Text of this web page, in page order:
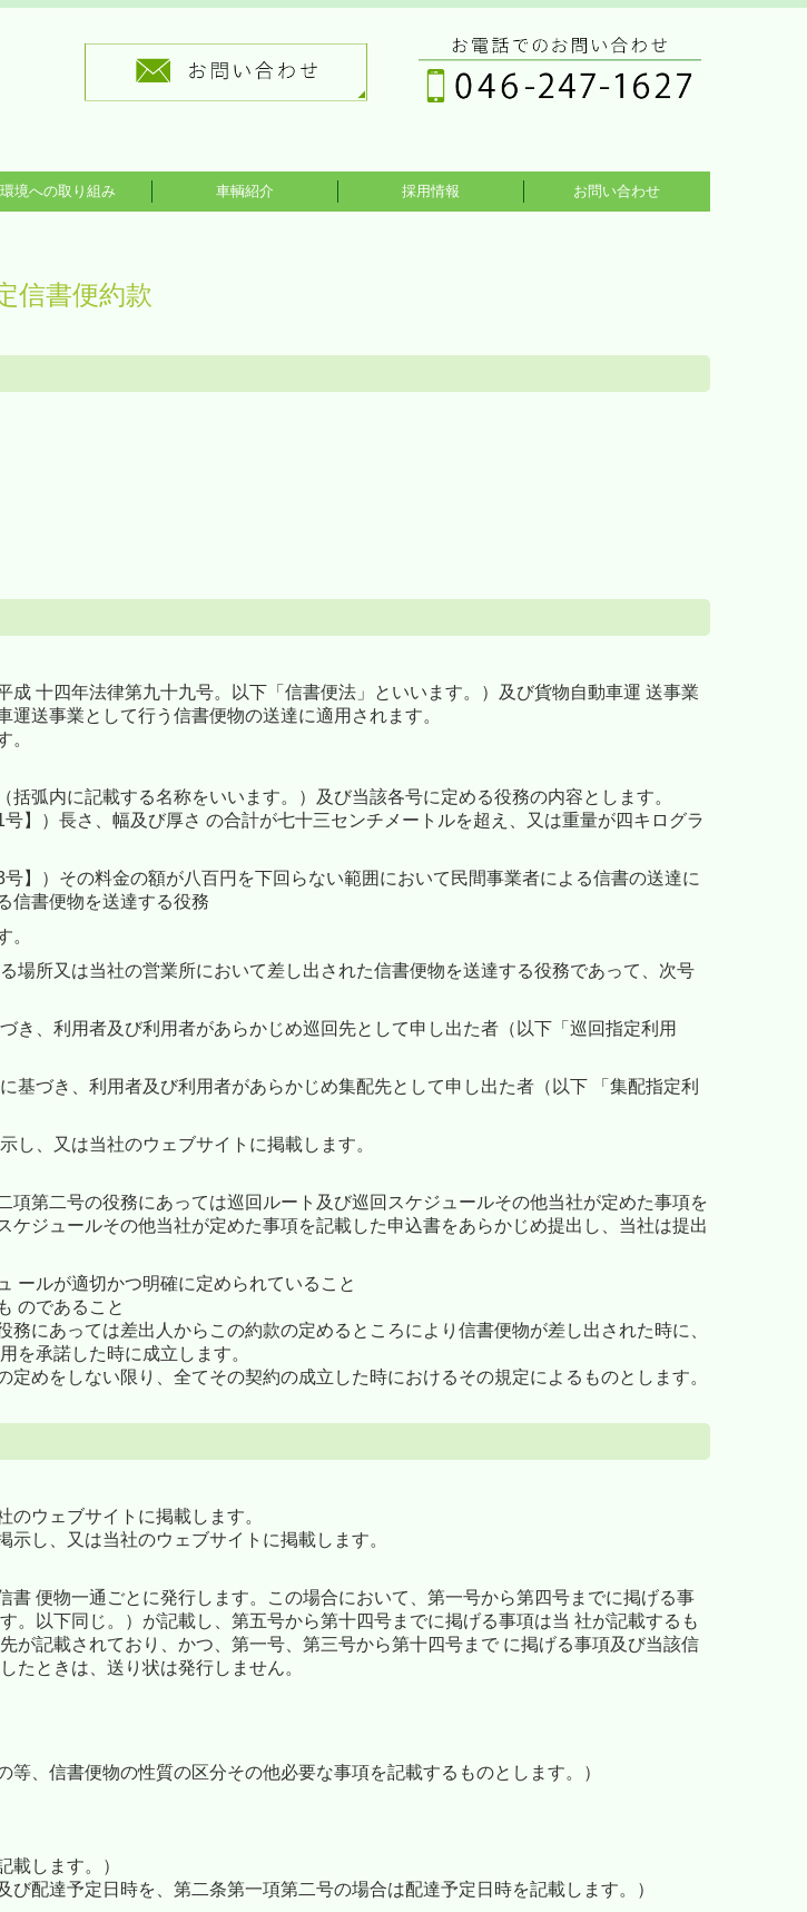
環境への取り組み 車輌紹介 採用情報 お問い合わせ
信書便約款
十四年法律第九十九号。以下「信書便法」といいます。）及び貨物自動車運 送事業
送事業として行う信書便物の送達に適用されます。
。
弧内に記載する名称をいいます。）及び当該各号に定める役務の内容とします。
）長さ、幅及び厚さ の合計が七十三センチメートルを超え、又は重量が四キログラ
）その料金の額が八百円を下回らない範囲において民間事業者による信書の送達に
信書便物を送達する役務
。
場所又は当社の営業所において差し出された信書便物を送達する役務であって、次号
、利用者及び利用者があらかじめ巡回先として申し出た者（以下「巡回指定利用
づき、利用者及び利用者があらかじめ集配先として申し出た者（以下 「集配指定利
し、又は当社のウェブサイトに掲載します。
第二号の役務にあっては巡回ルート及び巡回スケジュールその他当社が定めた事項を
ジュールその他当社が定めた事項を記載した申込書をあらかじめ提出し、当社は提出
ルが適切かつ明確に定められていること
のであること
にあっては差出人からこの約款の定めるところにより信書便物が差し出された時に、
を承諾した時に成立します。
めをしない限り、全てその契約の成立した時におけるその規定によるものとします。
のウェブサイトに掲載します。
し、又は当社のウェブサイトに掲載します。
便物一通ごとに発行します。この場合において、第一号から第四号までに掲げる事
以下同じ。）が記載し、第五号から第十四号までに掲げる事項は当 社が記載するも
記載されており、かつ、第一号、第三号から第十四号まで に掲げる事項及び当該信
たときは、送り状は発行しません。
、信書便物の性質の区分その他必要な事項を記載するものとします。）
載します。）
配達予定日時を、第二条第一項第二号の場合は配達予定日時を記載します。）